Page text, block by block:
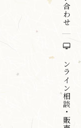
オンライン
相談・販売